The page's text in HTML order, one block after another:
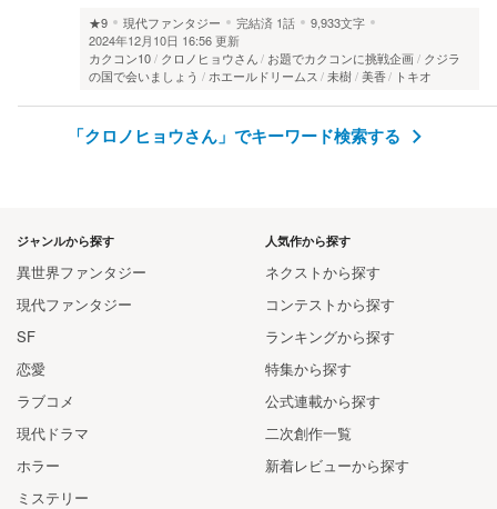
★9
現代ファンタジー 完結済 1話
9,933文字
2024年12月10日 16:56 更新
カクコン10
クロノヒョウさん お題でカクコンに挑戦企画
クジラ
の国で会いましょう
ホエールドリームス 未樹 美香 トキオ
「クロノヒョウさん」でキーワード検索する
人気作から探す
ネクストから探す
コンテストから探す
ランキングから探す
特集から探す
公式連載から探す
二次創作一覧
新着レビューから探す
ジャンルから探す
異世界ファンタジー
現代ファンタジー
SF
恋愛
ラブコメ
現代ドラマ
ホラー
ミステリー